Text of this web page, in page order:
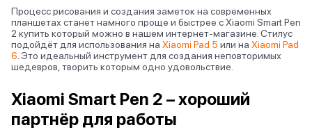
Процесс рисования и создания заметок на современных
планшетах станет намного проще и быстрее с Xiaomi Smart Pen
2 купить который можно в нашем интернет-магазине. Стилус
подойдёт для использования на Xiaomi Pad 5 или на Xiaomi Pad
6 . Это идеальный инструмент для создания неповторимых
шедевров, творить которым одно удовольствие.
Xiaomi Smart Pen 2 – хороший
партнёр для работы